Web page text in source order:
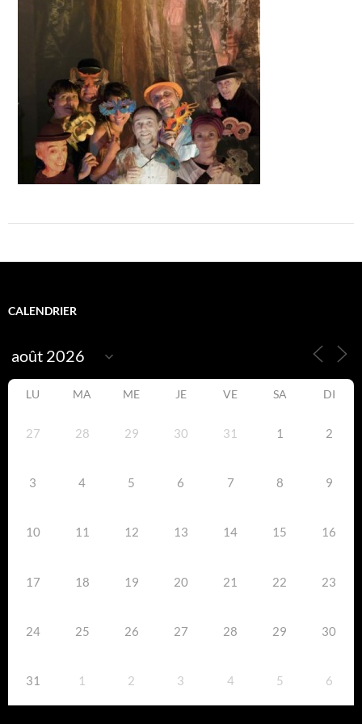
CALENDRIER
LU MA ME JE VE SA DI
27 28 29 30 31 1 2
3 4 5 6 7 8 9
10 11 12 13 14 15 16
17 18 19 20 21 22 23
24 25 26 27 28 29 30
31 1 2 3 4 5 6